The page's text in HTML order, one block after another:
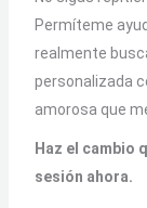
Permíteme
realmente
personalizada
amorosa que
Haz el cambio
sesión ahora.